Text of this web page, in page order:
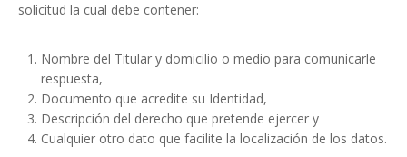
solicitud la cual debe contener:
Nombre del Titular y domicilio o medio para comunicarle
respuesta,
Documento que acredite su Identidad,
Descripción del derecho que pretende ejercer y
Cualquier otro dato que facilite la localización de los datos.